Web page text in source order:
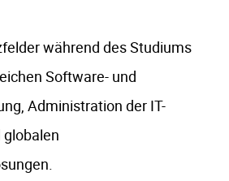
während des Studiums
Software- und
Administration der IT-